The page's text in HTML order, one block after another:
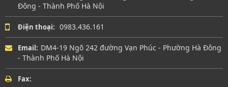
Đông - Thành Phố Hà Nội
Điện thoại: 0983.436.161
Email: DM4-19 Ngõ 242 đường Vạn Phúc - Phường Hà Đông
- Thành Phố Hà Nội
Fax: